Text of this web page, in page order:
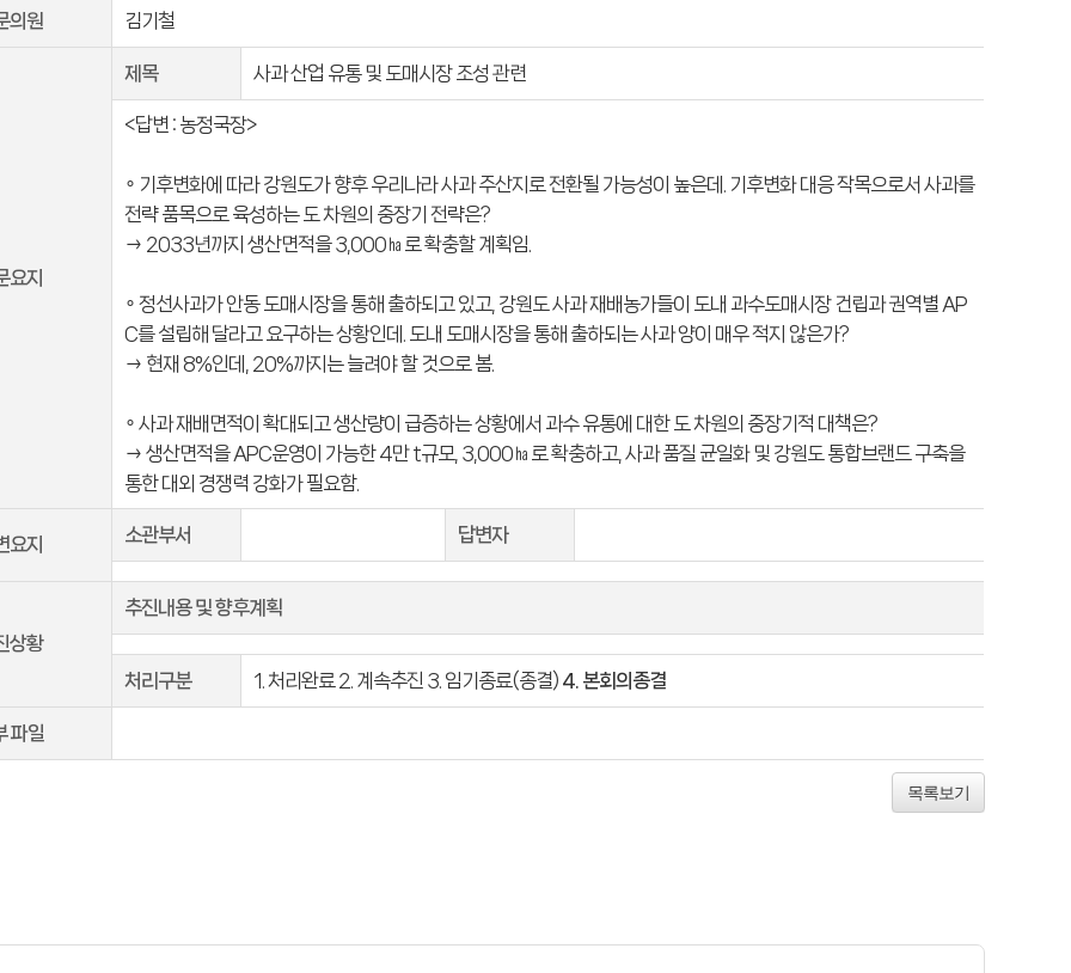
의원 김기철
요지
제목 사과 산업 유통 및 도매시장 조성 관련
<답변 : 농정국장>
∘ 기후변화에 따라 강원도가 향후 우리나라 사과 주산지로 전환될 가능성이 높은데. 기후변화 대응 작목으로서 사과를
전략 품목으로 육성하는 도 차원의 중장기 전략은?
→ 2033년까지 생산면적을 3,000㏊로 확충할 계획임.
∘ 정선사과가 안동 도매시장을 통해 출하되고 있고, 강원도 사과 재배농가들이 도내 과수도매시장 건립과 권역별 AP
C를 설립해 달라고 요구하는 상황인데. 도내 도매시장을 통해 출하되는 사과 양이 매우 적지 않은가?
→ 현재 8%인데, 20%까지는 늘려야 할 것으로 봄.
∘ 사과 재배면적이 확대되고 생산량이 급증하는 상황에서 과수 유통에 대한 도 차원의 중장기적 대책은?
→ 생산면적을 APC운영이 가능한 4만 t규모, 3,000㏊로 확충하고, 사과 품질 균일화 및 강원도 통합브랜드 구축을
통한 대외 경쟁력 강화가 필요함.
요지 소관부서 답변자
상황
추진내용 및 향후계획
처리구분 1. 처리완료 2. 계속추진 3. 임기종료(종결) 4. 본회의종결
파일
목록보기